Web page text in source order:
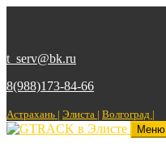
t_serv@bk.ru
8(988)173-84-66
Астрахань | Элиста | Волгоград |
Меню